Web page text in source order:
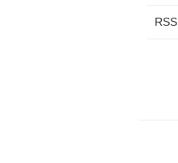
RSS